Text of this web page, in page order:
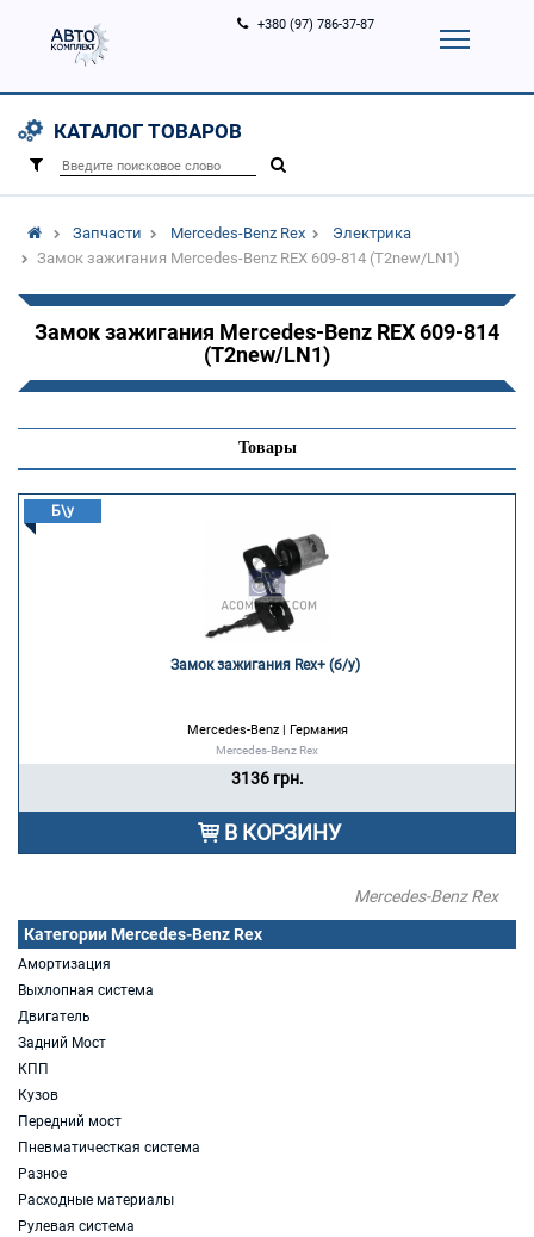
0)
Услуги
+380 (97) 786-37-87
КАТАЛОГ ТОВАРОВ
Запчасти Mercedes-Benz Rex
Электрика
Замок зажигания Mercedes-Benz REX 609-814 (T2new/LN1)
Замок зажигания Mercedes-Benz REX 609-814
(T2new/LN1)
Категории Mercedes-Benz Rex
Амортизация
Выхлопная система
Двигатель
Задний Мост
КПП
Кузов
Передний мост
Пневматичесткая система
Разное
Расходные материалы
Рулевая система
Товары
Б\у
Замок зажигания Rex+ (б/у)
Mercedes-Benz | Германия
Mercedes-Benz Rex
3136 грн.
В КОРЗИНУ
Mercedes-Benz Rex